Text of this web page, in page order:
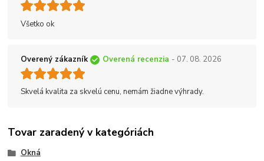
Všetko ok
Overený zákazník Overená recenzia - 07. 08. 2026
Skvelá kvalita za skvelú cenu, nemám žiadne výhrady.
Tovar zaradený v kategóriách
Okná